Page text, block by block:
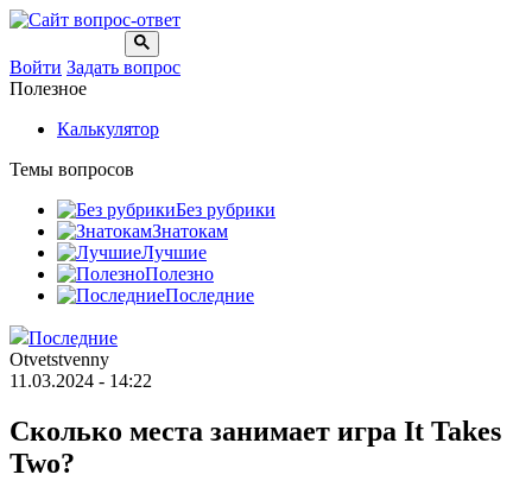
Войти Задать вопрос
Полезное
Калькулятор
Темы вопросов
Без рубрики
Знатокам
Лучшие
Полезно
Последние
Последние
Otvetstvenny
11.03.2024 - 14:22
Сколько места занимает игра It Takes
Two?